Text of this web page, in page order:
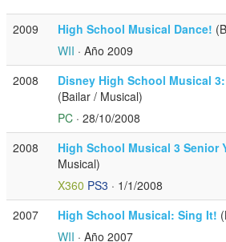
2009 High School Musical Dance!
WII · Año 2009
2008
Disney High School Musical
(Bailar / Musical)
PC · 28/10/2008
2008
High School Musical 3 Senior
Musical)
X360 PS3 · 1/1/2008
2007
High School Musical: Sing It!
WII · Año 2007